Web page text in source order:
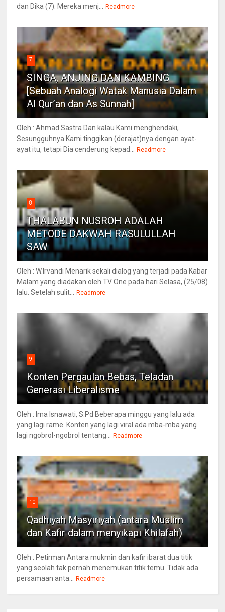
dan Dika (7). Mereka menj...
Readmore
7
SINGA, ANJING DAN KAMBING
[Sebuah Analogi Watak Manusia Dalam
Al Qur’an dan As Sunnah]
Oleh : Ahmad Sastra Dan kalau Kami menghendaki,
Sesungguhnya Kami tinggikan (derajat)nya dengan ayat-
ayat itu, tetapi Dia cenderung kepad...
Readmore
8
THALABUN NUSROH ADALAH
METODE DAKWAH RASULULLAH
SAW
Oleh : W.Irvandi Menarik sekali dialog yang terjadi pada Kabar
Malam yang diadakan oleh TV One pada hari Selasa, (25/08)
lalu. Setelah sulit...
Readmore
9
Konten Pergaulan Bebas, Teladan
Generasi Liberalisme
Oleh : Ima Isnawati, S.Pd Beberapa minggu yang lalu ada
yang lagi rame. Konten yang lagi viral ada mba-mba yang
lagi ngobrol-ngobrol tentang...
Readmore
10
Qadhiyah Masyiriyah (antara Muslim
dan Kafir dalam menyikapi Khilafah)
Oleh : Petirman Antara mukmin dan kafir ibarat dua titik
yang seolah tak pernah menemukan titik temu. Tidak ada
persamaan anta...
Readmore